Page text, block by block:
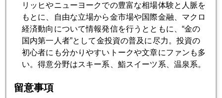
2022年02月24日
ロシア金大量売却の可能性
2022年02月22日
リッヒやニューヨークでの豊富な相場体験と人脈を
もとに、自由な立場から金市場や国際金融、マクロ
経済動向について情報発信を行うとともに、“金の
国内第一人者”として金投資の普及に尽力。投資の
初心者にも分かりやすいトークや文章にファンも多
い。得意分野はスキー系、鮨スイーツ系、温泉系。
留意事項